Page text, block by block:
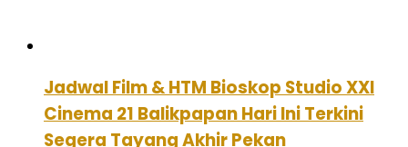
Jadwal Film & HTM Bioskop Studio XXI
Cinema 21 Balikpapan Hari Ini Terkini
Segera Tayang Akhir Pekan